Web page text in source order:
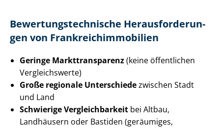
Be­wer­tungs­tech­ni­sche Her­aus­for­de­run­
gen von Frank­reichim­mo­bi­li­en
Geringe Markt­trans­pa­renz(keine öffentlichen
Vergleichswerte)
Große regionale Unterschiedezwischen Stadt
und Land
Schwierige Ver­gleich­bar­keit bei Altbau,
Landhäusern oder Bastiden (geräumiges,